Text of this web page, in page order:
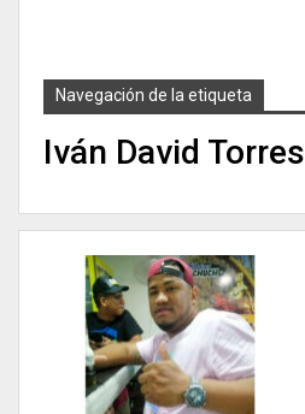
Navegación de la etiqueta
Iván David Torres